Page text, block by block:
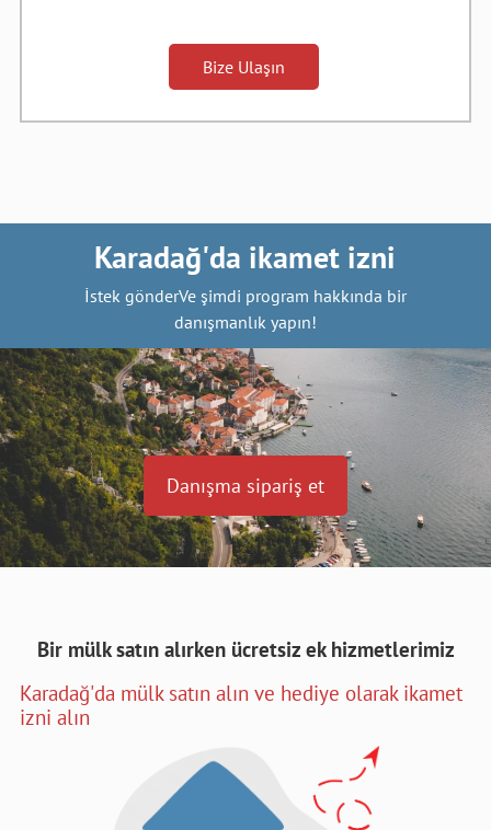
Bize Ulaşın
Karadağ'da ikamet izni
İstek gönderVe şimdi program hakkında bir
danışmanlık yapın!
Danışma sipariş et
Bir mülk satın alırken ücretsiz ek hizmetlerimiz
Karadağ'da mülk satın alın ve hediye olarak ikamet
izni alın